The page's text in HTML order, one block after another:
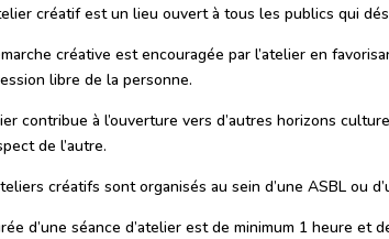
créatif est un lieu ouvert à tous les publics qui
créative est encouragée par l’atelier en
libre de la personne.
contribue à l’ouverture vers d’autres horizons
de l’autre.
créatifs sont organisés au sein d’une ASBL ou
d’une séance d’atelier est de minimum 1 heure et